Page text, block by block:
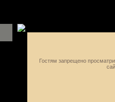
Гостям запрещено